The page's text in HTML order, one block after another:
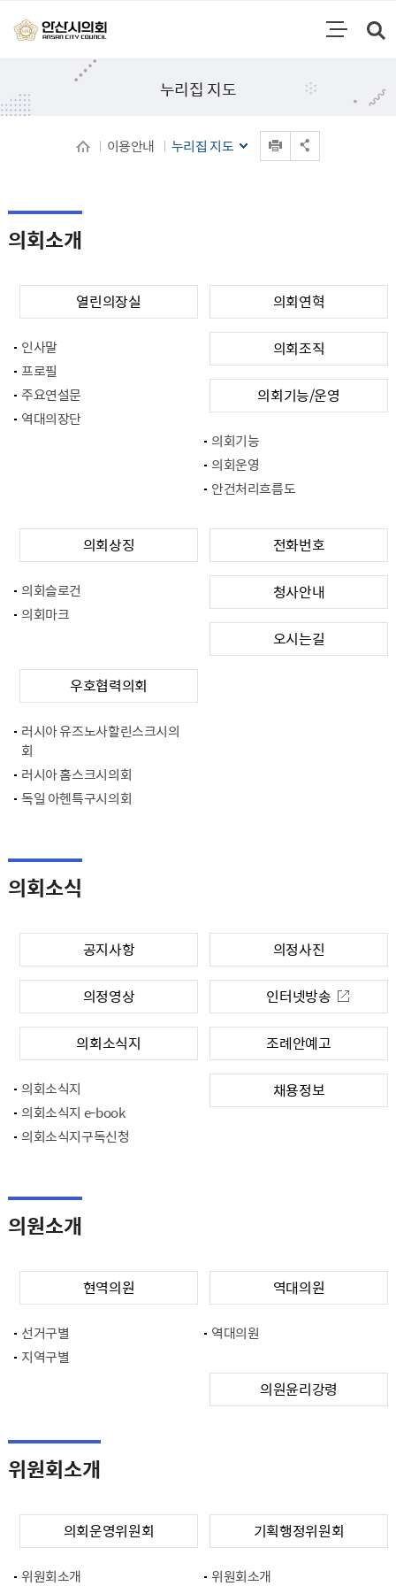
누리집 지도
이용안내 누리집 지도
의회소개
열린의장실
인사말
프로필
주요연설문
역대의장단
의회연혁
의회조직
의회기능/운영
의회기능
의회운영
안건처리흐름도
의회상징
의회슬로건
의회마크
전화번호
청사안내
오시는길
우호협력의회
러시아 유즈노사할린스크시의
회
러시아 홈스크시의회
독일 아헨특구시의회
의회소식
공지사항 의정사진
의정영상 인터넷방송
의회소식지
의회소식지
의회소식지 e-book
의회소식지구독신청
조례안예고
채용정보
의원소개
현역의원
선거구별
지역구별
역대의원
역대의원
의원윤리강령
위원회소개
의회운영위원회
위원회소개
기획행정위원회
위원회소개